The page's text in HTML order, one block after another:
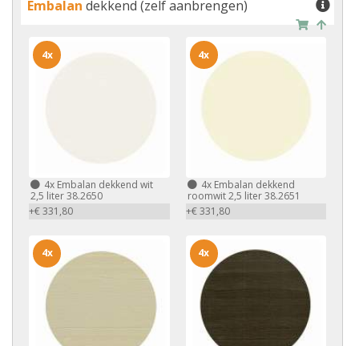
Embalan dekkend (zelf aanbrengen)
4x Embalan dekkend wit
2,5 liter 38.2650
+€ 331,80
4x
4xEmbalan dekkend
roomwit 2,5 liter 38.2651
+€ 331,80
4x
4x 4x